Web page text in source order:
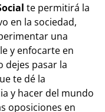
te permitirá la
en la sociedad,
una
y enfocarte en
dejes pasar la
te dé la
y hacer del mundo
oposiciones en